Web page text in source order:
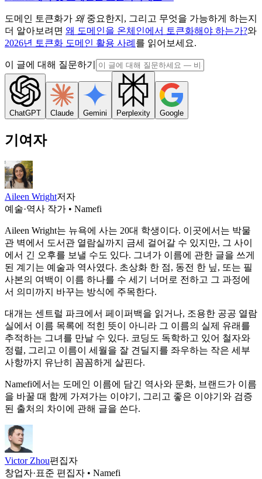
도메인 토큰화가 왜중요한지, 그리고 무엇을 가능하게 하는지
더 알아보려면 왜 도메인을 온체인에서 토큰화해야 하는가?와
2026년 토큰화 도메인 활용 사례 를 읽어보세요.
이 글에 대해 질문하기
ChatGPT Claude Gemini Perplexity Google
기여자
Aileen Wright저자
예술·역사 작가 • Namefi
Aileen Wright는 뉴욕에 사는 20대 학생이다. 이곳에서는 박물
관 벽에서 도서관 열람실까지 금세 걸어갈 수 있지만, 그 사이
에서 긴 오후를 보낼 수도 있다. 그녀가 이름에 관한 글을 쓰게
된 계기는 예술과 역사였다. 초상화 한 점, 동전 한 닢, 또는 필
사본의 여백이 이름 하나를 수 세기 너머로 전하고 그 과정에
서 의미까지 바꾸는 방식에 주목한다.
대개는 센트럴 파크에서 페이퍼백을 읽거나, 조용한 공공 열람
실에서 이름 목록에 적힌 뜻이 아니라 그 이름의 실제 유래를
추적하는 그녀를 만날 수 있다. 코딩도 독학하고 있어 철자와
정렬, 그리고 이름이 세월을 잘 견딜지를 좌우하는 작은 세부
사항까지 유난히 꼼꼼하게 살핀다.
Namefi에서는 도메인 이름에 담긴 역사와 문화, 브랜드가 이름
을 바꿀 때 함께 가져가는 이야기, 그리고 좋은 이야기와 검증
된 출처의 차이에 관해 글을 쓴다.
Victor Zhou편집자
창업자·표준 편집자 • Namefi